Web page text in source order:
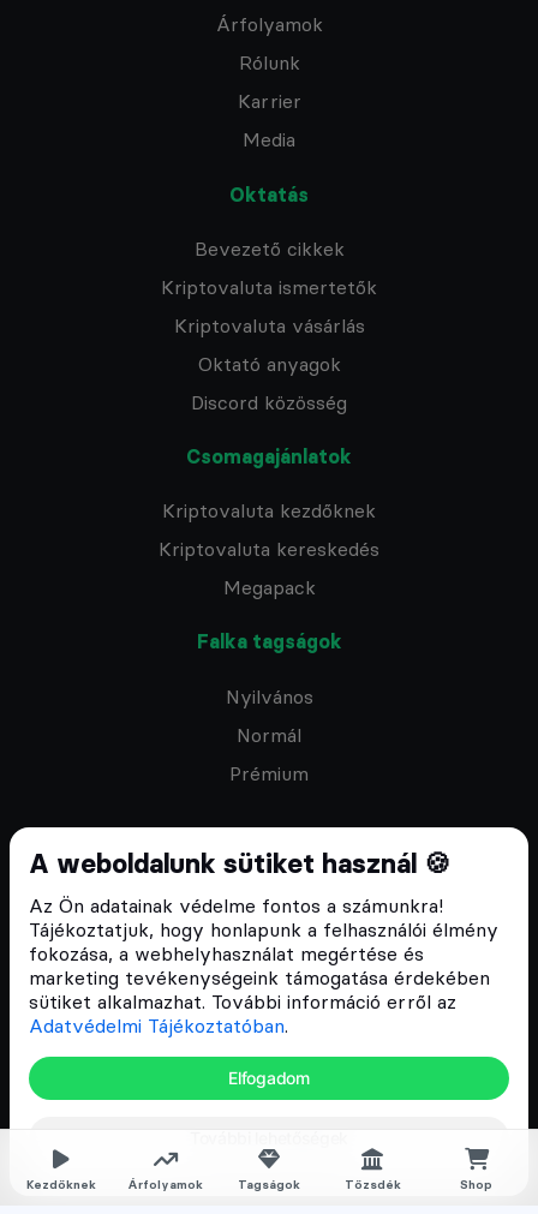
Kezdőknek Árfolyamok Tagságok Tőzsdék Shop
A weboldalunk sütiket használ 🍪
Az Ön adatainak védelme fontos a számunkra!
Tájékoztatjuk, hogy honlapunk a felhasználói élmény
fokozása, a webhelyhasználat megértése és
marketing tevékenységeink támogatása érdekében
sütiket alkalmazhat. További információ erről az
Adatvédelmi Tájékoztatóban.
Elfogadom
Árfolyamok
Rólunk
Karrier
Media
Oktatás
Bevezető cikkek
Kriptovaluta ismertetők
Kriptovaluta vásárlás
Oktató anyagok
Discord közösség
Csomagajánlatok
Kriptovaluta kezdőknek
Kriptovaluta kereskedés
Megapack
Falka tagságok
Nyilvános
Normál
Prémium
Feliratkozom a hírlevélre
ÁSZF
Adatvédelmi tájékoztató
Copyright © 2017–2026. Minden jog fenntartva